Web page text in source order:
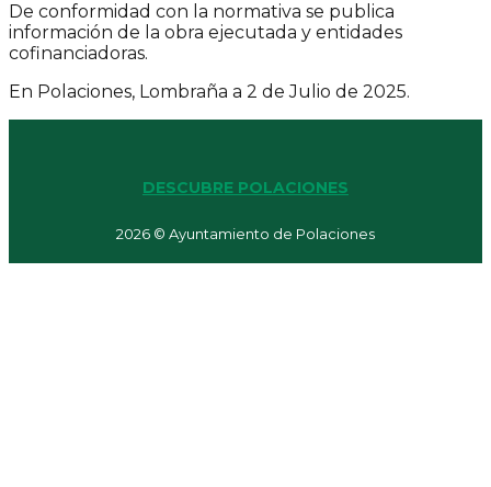
De conformidad con la normativa se publica
información de la obra ejecutada y entidades
cofinanciadoras.
En Polaciones, Lombraña a 2 de Julio de 2025.
DESCUBRE POLACIONES
2026 © Ayuntamiento de Polaciones